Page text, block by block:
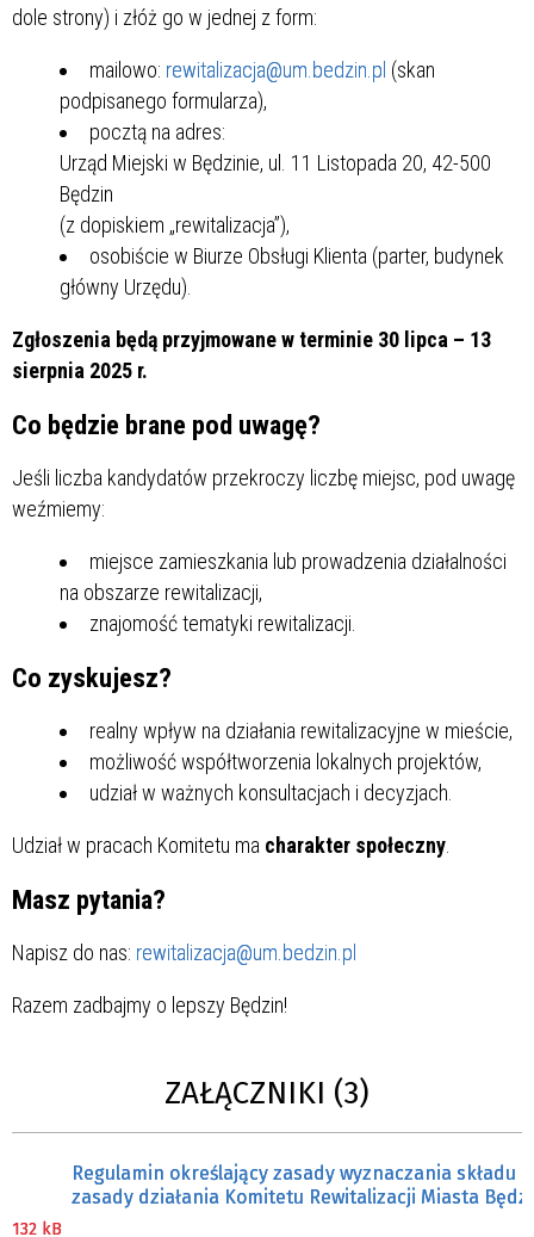
dole strony) i złóż go w jednej z form:
mailowo: rewitalizacja@um.bedzin.pl (skan
podpisanego formularza),
pocztą na adres:
Urząd Miejski w Będzinie, ul. 11 Listopada 20, 42-500
Będzin
(z dopiskiem „rewitalizacja”),
osobiście w Biurze Obsługi Klienta (parter, budynek
główny Urzędu).
Zgłoszenia będą przyjmowane w terminie 30 lipca – 13
sierpnia 2025 r.
Co będzie brane pod uwagę?
Jeśli liczba kandydatów przekroczy liczbę miejsc, pod uwagę
weźmiemy:
miejsce zamieszkania lub prowadzenia działalności
na obszarze rewitalizacji,
znajomość tematyki rewitalizacji.
Co zyskujesz?
realny wpływ na działania rewitalizacyjne w mieście,
możliwość współtworzenia lokalnych projektów,
udział w ważnych konsultacjach i decyzjach.
Udział w pracach Komitetu ma charakter społeczny
Masz pytania?
Napisz do nas: rewitalizacja@um.bedzin.pl
Razem zadbajmy o lepszy Będzin!
ZAŁĄCZNIKI (3)
Regulamin określający zasady wyznaczania składu
zasady działania Komitetu Rewitalizacji Miasta
132 kB